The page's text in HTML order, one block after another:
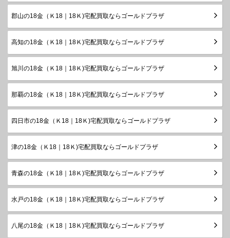
郡山の18金（Ｋ18｜18Ｋ)宅配買取ならゴールドプラザ
高知の18金（Ｋ18｜18Ｋ)宅配買取ならゴールドプラザ
旭川の18金（Ｋ18｜18Ｋ)宅配買取ならゴールドプラザ
那覇の18金（Ｋ18｜18Ｋ)宅配買取ならゴールドプラザ
四日市の18金（Ｋ18｜18Ｋ)宅配買取ならゴールドプラザ
津の18金（Ｋ18｜18Ｋ)宅配買取ならゴールドプラザ
青森の18金（Ｋ18｜18Ｋ)宅配買取ならゴールドプラザ
水戸の18金（Ｋ18｜18Ｋ)宅配買取ならゴールドプラザ
八尾の18金（Ｋ18｜18Ｋ)宅配買取ならゴールドプラザ